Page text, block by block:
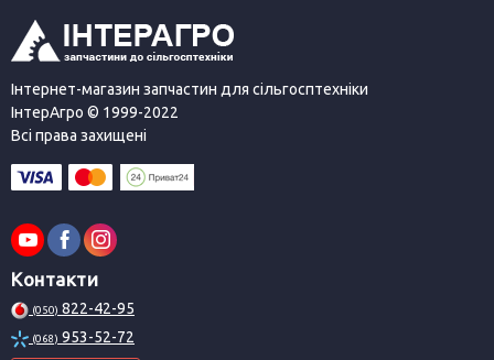
Інтернет-магазин запчастин для сільгосптехніки
ІнтерАгро © 1999-2022
Всі права захищені
Контакти
(050) 822-42-95
(068) 953-52-72